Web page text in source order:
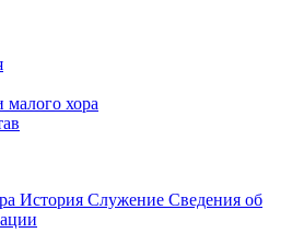
хора
История Служение Сведения об